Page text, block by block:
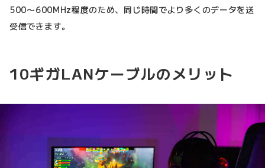
500〜600MHz程度のため、同じ時間でより多くのデータを送
受信できます。
10ギガLANケーブルのメリット